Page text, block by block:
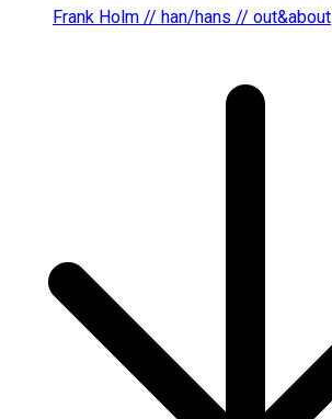
Frank Holm // han/hans // out&about